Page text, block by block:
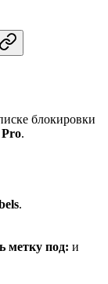
блокировки
.
.
метку под: и